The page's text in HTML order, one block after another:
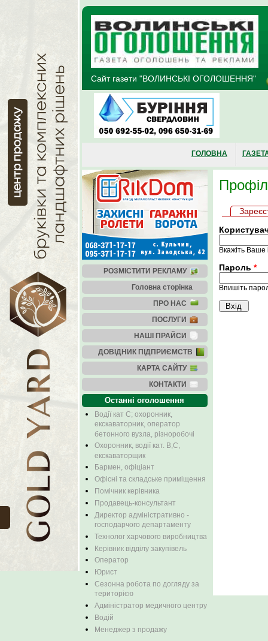
Перейти до основного матеріалу
Сайт газети "ВОЛИНСЬКІ ОГОЛОШЕННЯ"
ГОЛОВНА
РОЗМІСТИТИ РЕКЛАМУ
Головна сторінка
ПРО НАС
ПОСЛУГИ
НАШІ ПРАЙСИ
ДОВІДНИК ПІДПРИЄМСТВ
КАРТА САЙТУ
КОНТАКТИ
Останні оголошення
Водії кат С; охоронник,
екскаваторник, оператор
бетонного вузла, різноробочі
Охоронник, водії кат. В,С,
екскаваторщик
Бармен, офіціант
Офісні та складське приміщення
Помічник керівника
Продавець-консультант
Директор адміністративно -
господарчого департаменту
Технолог харчового виробництва
Керівник відділу закупівель
Оператор
Юрист
Сезонна робота по догляду за
територією
Адміністратор медичного центру
Водій
Менеджер з продажу
Вкажіть Ваше
Пароль *
Впишіть